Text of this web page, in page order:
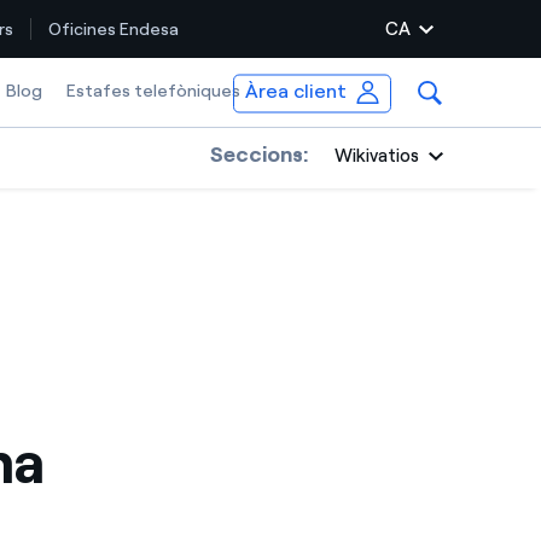
Oficines Endesa CA
Blog Estafes telefòniques Àrea client
Seccions: Wikivatios